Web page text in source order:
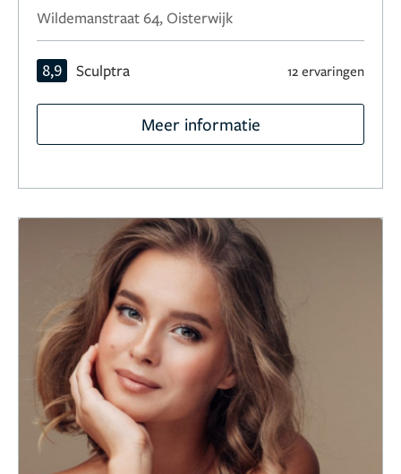
Wildemanstraat 64, Oisterwijk
8,9 Sculptra 12 ervaringen
Meer informatie